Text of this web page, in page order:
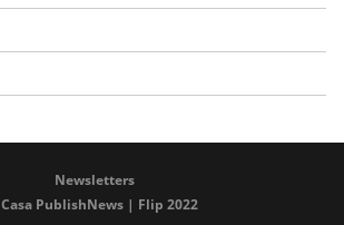
Newsletters
Casa PublishNews | Flip 2022